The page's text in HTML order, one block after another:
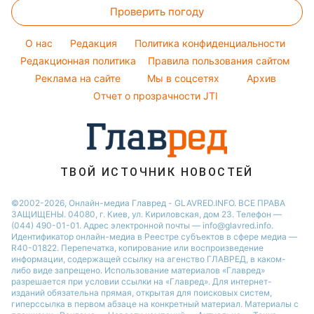
Филипп Киркоров
Новости Ровно
Праздничное меню
Все о шоу-бизнесе
Погода на сегодня
Погода на завтра
Пылевая буря
Уборка
Комнатные растения
Авто
Проверить погоду
O нас Редакция
Политика конфиденциальности
Редакционная политика
Правила пользования сайтом
Реклама на сайте
Мы в соцсетях
Архив
Отчет о прозрачности JTI
ТВОЙ ИСТОЧНИК НОВОСТЕЙ
©2002-2026, Онлайн-медиа Главред - GLAVRED.INFO. ВСЕ ПРАВА
ЗАЩИЩЕНЫ. 04080, г. Киев, ул. Кириловская, дом 23. Телефон —
(044) 490-01-01. Адрес электронной почты — info@glavred.info.
Идентификатор онлайн-медиа в Реестре cубъектов в сфере медиа —
R40-01822. Перепечатка, копирование или воспроизведение
информации, содержащей ссылку на агенство ГЛАВРЕД, в каком-
либо виде запрещено. Использование материалов «Главред»
разрешается при условии ссылки на «Главред». Для интернет-
изданий обязательна прямая, открытая для поисковых систем,
гиперссылка в первом абзаце на конкретный материал. Материалы с